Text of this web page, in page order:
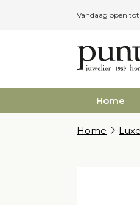
Vandaag open tot
Home
Home